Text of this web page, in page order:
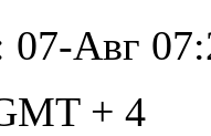
07-Авг
+ 4